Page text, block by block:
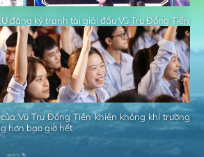
đăng ký tranh tài giải đấu Vũ Trụ Đồng Tiền
Vũ Trụ Đồng Tiền khiến không khí trường
hơn bao giờ hết